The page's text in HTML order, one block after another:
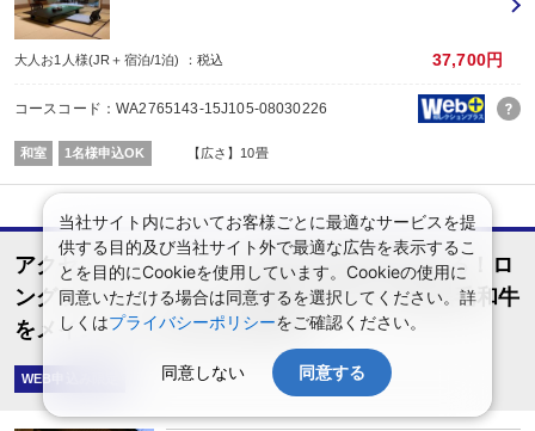
・賀寿の当月内にご宿泊の場合、還暦・喜寿・米寿のお祝いちゃんちゃんこ無
※証明できるものをお持ちください。
※予約条件入力の画面でチェックを入れて下さい。
その他（ダイニングホール）
内容:
和食会席
■朝食
場所:
その他（ダイニングホール）
和食
大人お1人様(JR＋宿泊/1泊) ：税込 37,700円
コースコード：WA2765143-15J105-08030226
和室 1名様申込OK 【広さ】10畳
アクセスセットで行くご当地の名産品が当たる！ロ
ングランキャンペーン★群馬 夕食は上州産黒毛和牛
をメインとする四季会席料理★
WEB申込み限定
当社サイト内においてお客様ごとに最適なサービスを提
供する目的及び当社サイト外で最適な広告を表示するこ
とを目的にCookieを使用しています。Cookieの使用に
同意いただける場合は同意するを選択してください。詳
しくはプライバシーポリシーをご確認ください。
同意しない 同意する